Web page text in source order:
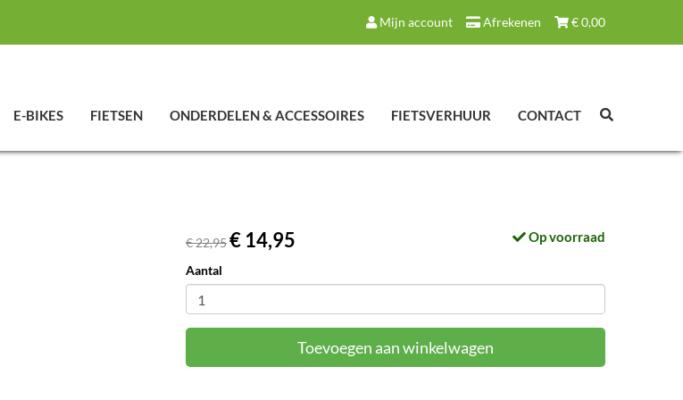
€0,00
Afrekenen
Mijn account
E-BIKES FIETSEN ONDERDELEN & ACCESSOIRES FIETSVERHUUR CONTACT
€ 22,95€ 14,95 Op voorraad
Aantal
Toevoegen aan winkelwagen